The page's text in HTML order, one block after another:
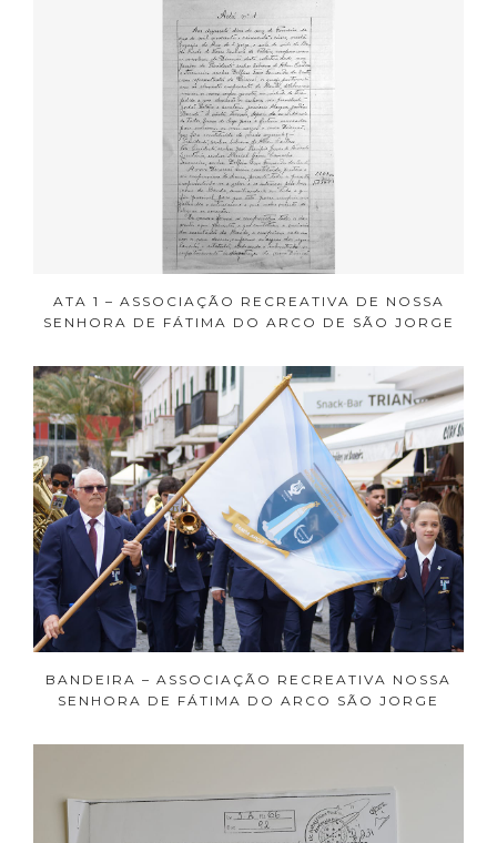
ATA 1 – ASSOCIAÇÃO RECREATIVA DE NOSSA
SENHORA DE FÁTIMA DO ARCO DE SÃO JORGE
BANDEIRA – ASSOCIAÇÃO RECREATIVA NOSSA
SENHORA DE FÁTIMA DO ARCO SÃO JORGE